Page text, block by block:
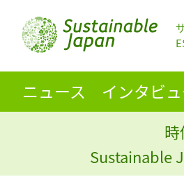
ニュース インタビ
Sustainable